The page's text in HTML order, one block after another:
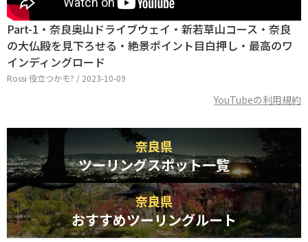
Part-1・奈良奥山ドライブウェイ・新若草山コース・奈良
の大仏殿を見下ろせる・絶景ポイント目白押し・最高のワ
インディングロード
Rossi 役立つかモ? / 2023-10-09
YouTubeの利用規約
奈良県
ツーリングスポット一覧
奈良県
おすすめツーリングルート